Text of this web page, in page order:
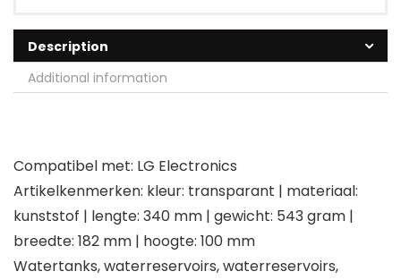
Description
Additional information
Compatibel met: LG Electronics
Artikelkenmerken: kleur: transparant | materiaal:
kunststof | lengte: 340 mm | gewicht: 543 gram |
breedte: 182 mm | hoogte: 100 mm
Watertanks, waterreservoirs, waterreservoirs,